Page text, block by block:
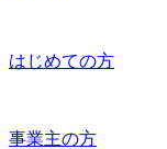
はじめての方
事業主の方